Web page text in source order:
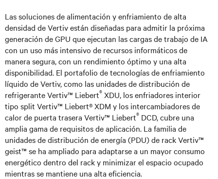
Las soluciones de alimentación y enfriamiento de alta
densidad de Vertiv están diseñadas para admitir la próxima
generación de GPU que ejecutan las cargas de trabajo de IA
con un uso más intensivo de recursos informáticos de
manera segura, con un rendimiento óptimo y una alta
disponibilidad. El portafolio de tecnologías de enfriamiento
líquido de Vertiv, como las unidades de distribución de
refrigerante Vertiv™ Liebert® XDU, los enfriadores interior
tipo split Vertiv™ Liebert® XDM y los intercambiadores de
calor de puerta trasera Vertiv™ Liebert® DCD, cubre una
amplia gama de requisitos de aplicación. La familia de
unidades de distribución de energía (PDU) de rack Vertiv™
geist™ se ha ampliado para adaptarse a un mayor consumo
energético dentro del rack y minimizar el espacio ocupado
mientras se mantiene una alta eficiencia.